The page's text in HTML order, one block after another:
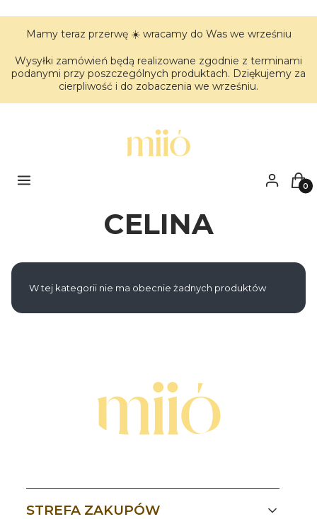
Mamy teraz przerwę ☀️ wracamy do Was we wrześniu
Wysyłki zamówień będą realizowane zgodnie z terminami
podanymi przy poszczególnych produktach. Dziękujemy za
cierpliwość i do zobaczenia we wrześniu.
Menu Zaloguj się
CELINA
Lista produktów
W tej kategorii nie ma obecnie żadnych produktów
Linki w stopce
STREFA ZAKUPÓW